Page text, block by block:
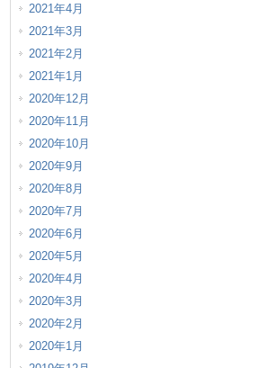
2021年4月
2021年3月
2021年2月
2021年1月
2020年12月
2020年11月
2020年10月
2020年9月
2020年8月
2020年7月
2020年6月
2020年5月
2020年4月
2020年3月
2020年2月
2020年1月